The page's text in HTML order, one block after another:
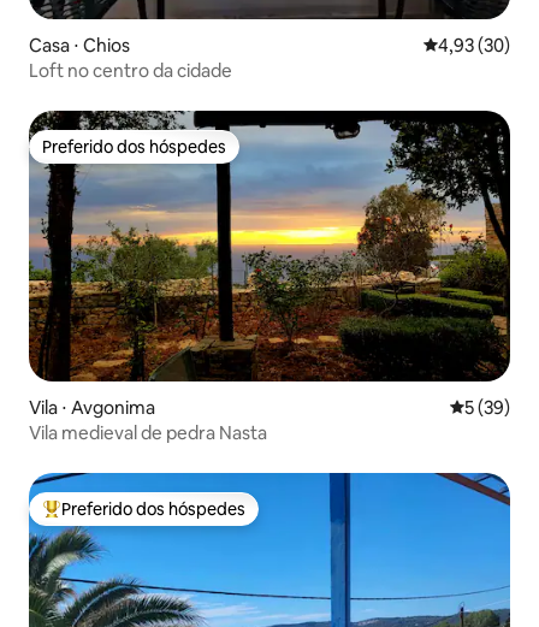
Casa ⋅ Chios 4,93 de uma
4,93 (30)
Loft no centro da cidade
Preferido dos hóspedes
Preferido dos hóspedes
Vila ⋅ Avgonima 5 de uma
5 (39)
Vila medieval de pedra Nasta
Entre os melhores preferidos dos hóspedes
Preferido dos hóspedes